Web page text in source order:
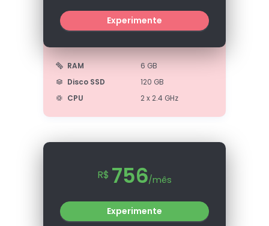
Experimente
RAM
6 GB
Disco SSD
120 GB
CPU
2 x 2.4 GHz
R$ 756/mês
Experimente